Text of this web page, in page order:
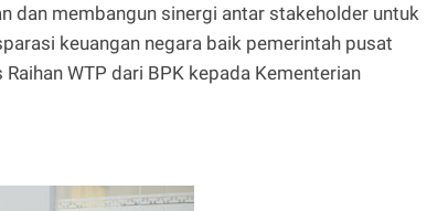
dan membangun sinergi antar stakeholder untuk
keuangan negara baik pemerintah pusat
WTP dari BPK kepada Kementerian